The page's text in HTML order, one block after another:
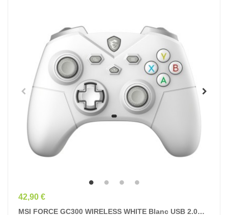
Prix
42,90 €
MSI FORCE GC300 WIRELESS WHITE Blanc USB 2.0